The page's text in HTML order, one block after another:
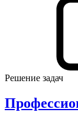
Решение задач